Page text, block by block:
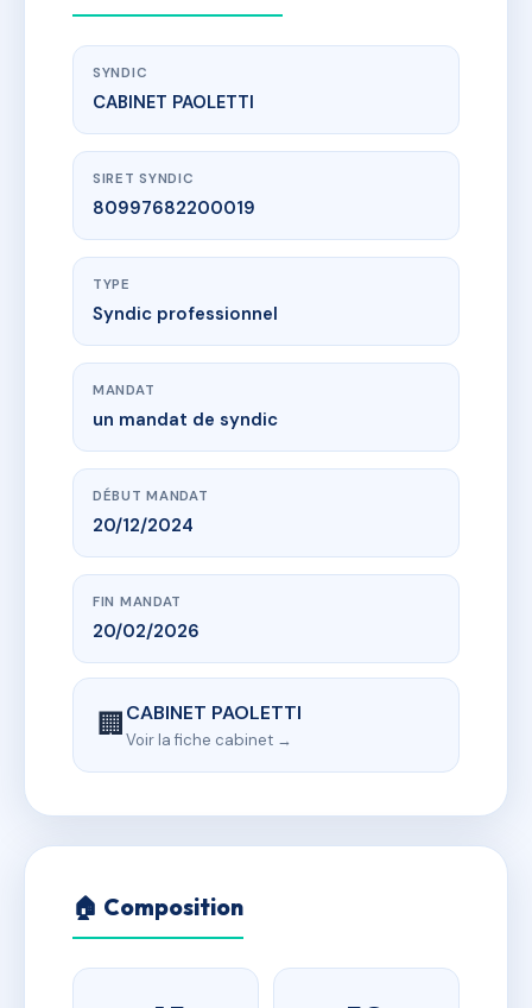
SYNDIC
CABINET PAOLETTI
SIRET SYNDIC
80997682200019
TYPE
Syndic professionnel
MANDAT
un mandat de syndic
DÉBUT MANDAT
20/12/2024
FIN MANDAT
20/02/2026
🏢CABINET PAOLETTI
Voir la fiche cabinet →
🏠 Composition